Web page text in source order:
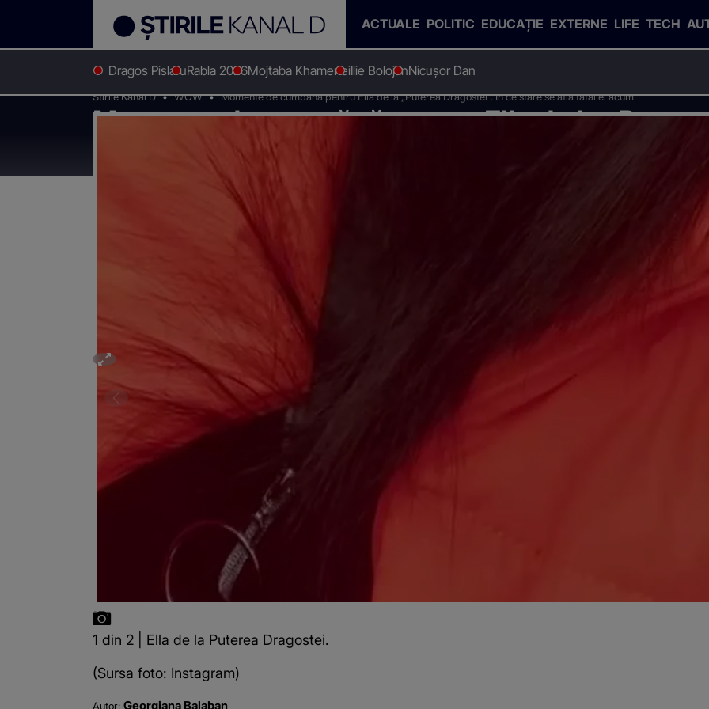
ACTUALE POLITIC EDUCAȚIE EXTERNE LIFE TECH
Dragos PislaruRabla 2026Mojtaba KhameneiIlie BolojanNicușor Dan
Stirile Kanal D WOW Momente de cumpănă pentru Ella de la „Puterea Dragostei”. În ce stare se află tatăl ei acum
Momente de cumpănă pentru Ella de la
Dragostei”. În ce stare se află tatăl ei acum
1 din 2 | Ella de la Puterea Dragostei.
(Sursa foto: Instagram)
Autor: Georgiana Balaban